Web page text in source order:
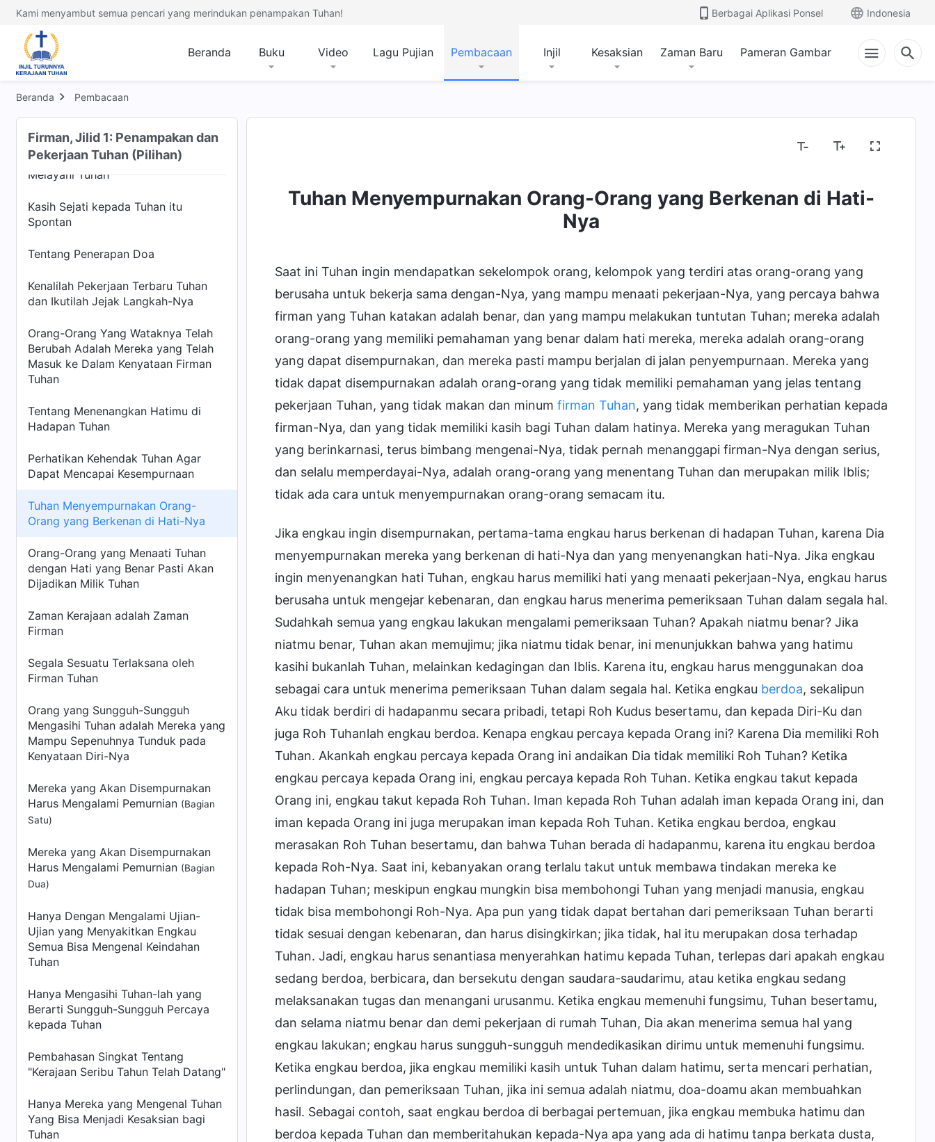
Kami menyambut semua pencari yang merindukan penampakan Tuhan! Berbagai Aplikasi Ponsel Indonesia
Beranda Buku Video Lagu Pujian Pembacaan Injil Kesaksian Zaman Baru Pameran Gambar
Beranda Pembacaan
Firman, Jilid 1: Penampakan dan
Pekerjaan Tuhan (Pilihan)
Meloloskan Diri dari Pengaruh
Kegelapan, dan Engkau Akan
Didapatkan oleh Tuhan
Berfokus pada Kenyataan, bukan
Hanya Mereka yang Mengenal
Pekerjaan Tuhan Saat Ini yang Dapat
Melayani Tuhan
Kasih Sejati kepada Tuhan itu
Spontan
Tentang Penerapan Doa
Kenalilah Pekerjaan Terbaru Tuhan
dan Ikutilah Jejak Langkah-Nya
Orang-Orang Yang Wataknya Telah
Berubah Adalah Mereka yang Telah
Masuk ke Dalam Kenyataan Firman
Tuhan
Tentang Menenangkan Hatimu di
Hadapan Tuhan
Perhatikan Kehendak Tuhan Agar
Dapat Mencapai Kesempurnaan
Tuhan Menyempurnakan Orang-
Orang yang Berkenan di Hati-Nya
Orang-Orang yang Menaati Tuhan
dengan Hati yang Benar Pasti Akan
Dijadikan Milik Tuhan
Zaman Kerajaan adalah Zaman
Firman
Segala Sesuatu Terlaksana oleh
Firman Tuhan
Orang yang Sungguh-Sungguh
Mengasihi Tuhan adalah Mereka yang
Mampu Sepenuhnya Tunduk pada
Kenyataan Diri-Nya
Mereka yang Akan Disempurnakan
Harus Mengalami Pemurnian (Bagian
Satu)
Mereka yang Akan Disempurnakan
Harus Mengalami Pemurnian (Bagian
Dua)
Hanya Dengan Mengalami Ujian-
Ujian yang Menyakitkan Engkau
Semua Bisa Mengenal Keindahan
Tuhan
Hanya Mengasihi Tuhan-lah yang
Berarti Sungguh-Sungguh Percaya
kepada Tuhan
Pembahasan Singkat Tentang
"Kerajaan Seribu Tahun Telah Datang"
Hanya Mereka yang Mengenal Tuhan
Yang Bisa Menjadi Kesaksian bagi
Tuhan
Tuhan Menyempurnakan Orang-Orang yang Berkenan di Hati-
Nya
Saat ini Tuhan ingin mendapatkan sekelompok orang, kelompok yang terdiri atas orang-orang yang
berusaha untuk bekerja sama dengan-Nya, yang mampu menaati pekerjaan-Nya, yang percaya bahwa
firman yang Tuhan katakan adalah benar, dan yang mampu melakukan tuntutan Tuhan; mereka adalah
orang-orang yang memiliki pemahaman yang benar dalam hati mereka, mereka adalah orang-orang
yang dapat disempurnakan, dan mereka pasti mampu berjalan di jalan penyempurnaan. Mereka yang
tidak dapat disempurnakan adalah orang-orang yang tidak memiliki pemahaman yang jelas tentang
pekerjaan Tuhan, yang tidak makan dan minum firman Tuhan, yang tidak memberikan perhatian kepada
firman-Nya, dan yang tidak memiliki kasih bagi Tuhan dalam hatinya. Mereka yang meragukan Tuhan
yang berinkarnasi, terus bimbang mengenai-Nya, tidak pernah menanggapi firman-Nya dengan serius,
dan selalu memperdayai-Nya, adalah orang-orang yang menentang Tuhan dan merupakan milik Iblis;
tidak ada cara untuk menyempurnakan orang-orang semacam itu.
Jika engkau ingin disempurnakan, pertama-tama engkau harus berkenan di hadapan Tuhan, karena Dia
menyempurnakan mereka yang berkenan di hati-Nya dan yang menyenangkan hati-Nya. Jika engkau
ingin menyenangkan hati Tuhan, engkau harus memiliki hati yang menaati pekerjaan-Nya, engkau harus
berusaha untuk mengejar kebenaran, dan engkau harus menerima pemeriksaan Tuhan dalam segala hal.
Sudahkah semua yang engkau lakukan mengalami pemeriksaan Tuhan? Apakah niatmu benar? Jika
niatmu benar, Tuhan akan memujimu; jika niatmu tidak benar, ini menunjukkan bahwa yang hatimu
kasihi bukanlah Tuhan, melainkan kedagingan dan Iblis. Karena itu, engkau harus menggunakan doa
sebagai cara untuk menerima pemeriksaan Tuhan dalam segala hal. Ketika engkau berdoa, sekalipun
Aku tidak berdiri di hadapanmu secara pribadi, tetapi Roh Kudus besertamu, dan kepada Diri-Ku dan
juga Roh Tuhanlah engkau berdoa. Kenapa engkau percaya kepada Orang ini? Karena Dia memiliki Roh
Tuhan. Akankah engkau percaya kepada Orang ini andaikan Dia tidak memiliki Roh Tuhan? Ketika
engkau percaya kepada Orang ini, engkau percaya kepada Roh Tuhan. Ketika engkau takut kepada
Orang ini, engkau takut kepada Roh Tuhan. Iman kepada Roh Tuhan adalah iman kepada Orang ini, dan
iman kepada Orang ini juga merupakan iman kepada Roh Tuhan. Ketika engkau berdoa, engkau
merasakan Roh Tuhan besertamu, dan bahwa Tuhan berada di hadapanmu, karena itu engkau berdoa
kepada Roh-Nya. Saat ini, kebanyakan orang terlalu takut untuk membawa tindakan mereka ke
hadapan Tuhan; meskipun engkau mungkin bisa membohongi Tuhan yang menjadi manusia, engkau
tidak bisa membohongi Roh-Nya. Apa pun yang tidak dapat bertahan dari pemeriksaan Tuhan berarti
tidak sesuai dengan kebenaran, dan harus disingkirkan; jika tidak, hal itu merupakan dosa terhadap
Tuhan. Jadi, engkau harus senantiasa menyerahkan hatimu kepada Tuhan, terlepas dari apakah engkau
sedang berdoa, berbicara, dan bersekutu dengan saudara-saudarimu, atau ketika engkau sedang
melaksanakan tugas dan menangani urusanmu. Ketika engkau memenuhi fungsimu, Tuhan besertamu,
dan selama niatmu benar dan demi pekerjaan di rumah Tuhan, Dia akan menerima semua hal yang
engkau lakukan; engkau harus sungguh-sungguh mendedikasikan dirimu untuk memenuhi fungsimu.
Ketika engkau berdoa, jika engkau memiliki kasih untuk Tuhan dalam hatimu, serta mencari perhatian,
perlindungan, dan pemeriksaan Tuhan, jika ini semua adalah niatmu, doa-doamu akan membuahkan
hasil. Sebagai contoh, saat engkau berdoa di berbagai pertemuan, jika engkau membuka hatimu dan
berdoa kepada Tuhan dan memberitahukan kepada-Nya apa yang ada di hatimu tanpa berkata dusta,